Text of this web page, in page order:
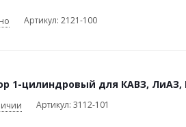
Артикул: 2121-100
1-цилиндровый для КАВЗ,
Артикул: 3112-101